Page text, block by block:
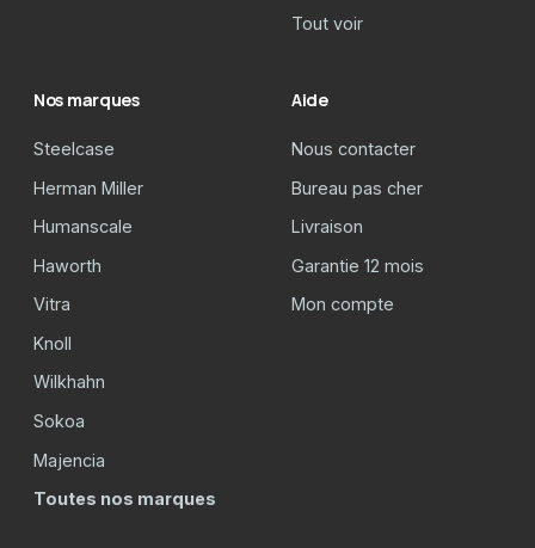
Tout voir
Nos marques
Steelcase
Herman Miller
Humanscale
Haworth
Vitra
Knoll
Wilkhahn
Sokoa
Majencia
Toutes nos marques
Aide
Nous contacter
Bureau pas cher
Livraison
Garantie 12 mois
Mon compte